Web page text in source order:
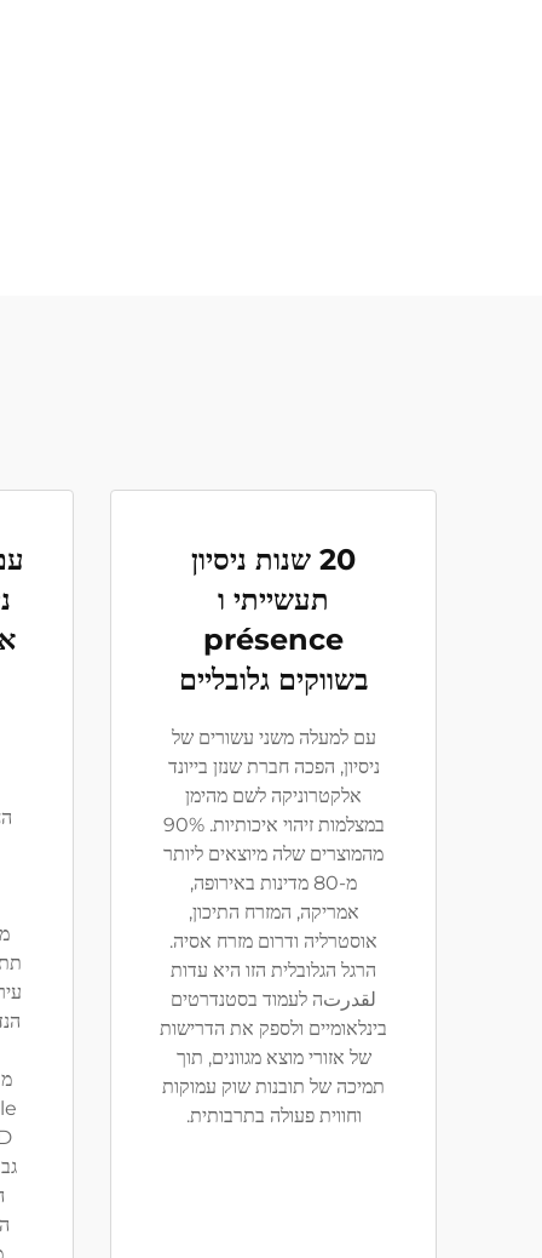
20 שנות ניסיון
תעשייתי ו
présence
בשווקים גלובליים
עם למעלה משני עשורים של
ניסיון, הפכה חברת שנזן בייונד
אלקטרוניקה לשם מהימן
במצלמות זיהוי איכותיות. 90%
מהמוצרים שלה מיוצאים ליותר
מ-80 מדינות באירופה,
אמריקה, המזרח התיכון,
אוסטרליה ודרום מזרח אסיה.
הרגל הגלובלית הזו היא עדות
لقدرتה לעמוד בסטנדרטים
בינלאומיים ולספק את הדרישות
של אזורי מוצא מגוונים, תוך
תמיכה של תובנות שוק עמוקות
וחווית פעולה בתרבותית.